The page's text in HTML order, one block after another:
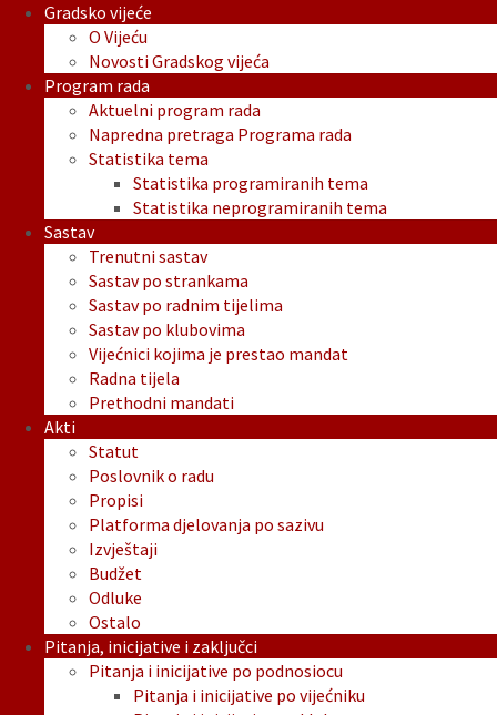
Gradsko vijeće
O Vijeću
Novosti Gradskog vijeća
Program rada
Aktuelni program rada
Napredna pretraga Programa rada
Statistika tema
Statistika programiranih tema
Statistika neprogramiranih tema
Sastav
Trenutni sastav
Sastav po strankama
Sastav po radnim tijelima
Sastav po klubovima
Vijećnici kojima je prestao mandat
Radna tijela
Prethodni mandati
Akti
Statut
Poslovnik o radu
Propisi
Platforma djelovanja po sazivu
Izvještaji
Budžet
Odluke
Ostalo
Pitanja, inicijative i zaključci
Pitanja i inicijative po podnosiocu
Pitanja i inicijative po vijećniku